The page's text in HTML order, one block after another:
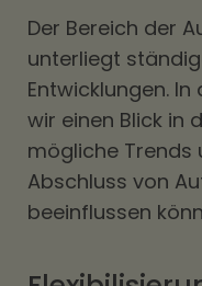
Der Bereich der
unterliegt
Entwicklungen.
wir einen Blick in
mögliche Trends
Abschluss von
beeinflussen